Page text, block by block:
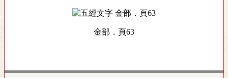
金部．頁63